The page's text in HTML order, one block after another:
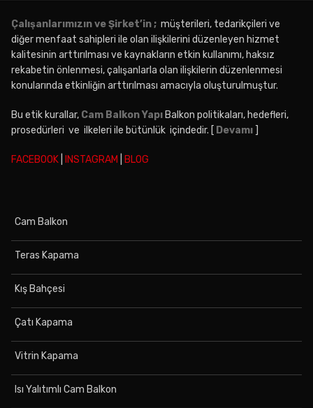
Çalışanlarımızın ve Şirket’in ; müşterileri, tedarikçileri ve
diğer menfaat sahipleri ile olan ilişkilerini düzenleyen hizmet
kalitesinin arttırılması ve kaynakların etkin kullanımı, haksız
rekabetin önlenmesi, çalışanlarla olan ilişkilerin düzenlenmesi
konularında etkinliğin arttırılması amacıyla oluşturulmuştur.
Bu etik kurallar, Cam Balkon Yapı Balkon politikaları, hedefleri,
prosedürleri ve ilkeleri ile bütünlük içindedir. [ Devamı ]
FACEBOOK INSTAGRAM BLOG
Cam Balkon
Teras Kapama
Kış Bahçesi
Çatı Kapama
Vitrin Kapama
Isı Yalıtımlı Cam Balkon